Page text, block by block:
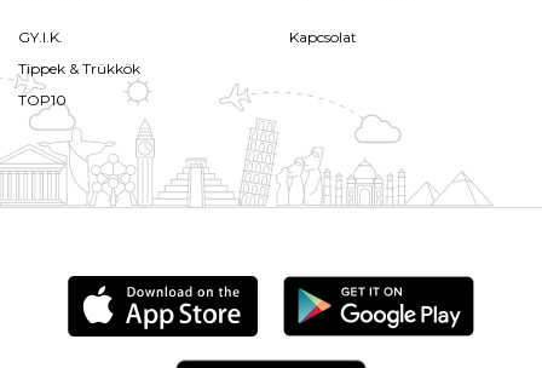
GY.I.K.
Tippek & Trükkök
TOP10
Kapcsolat